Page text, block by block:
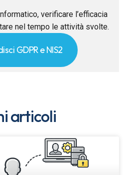
verificare l’efficacia
nel tempo le attività svolte.
GDPR e NIS2
articoli